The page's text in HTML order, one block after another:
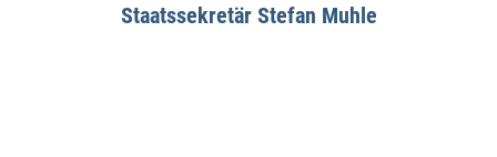
Staatssekretär Stefan Muhle